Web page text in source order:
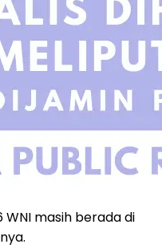
masih berada di